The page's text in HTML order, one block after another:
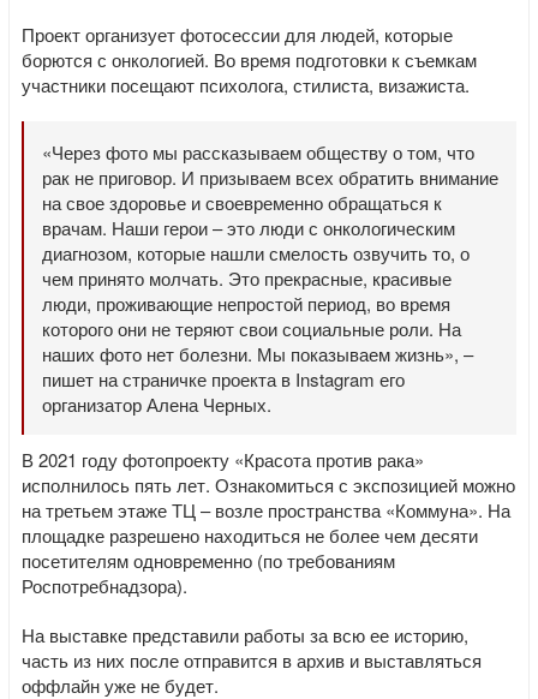
Проект организует фотосессии для людей, которые
борются с онкологией. Во время подготовки к съемкам
участники посещают психолога, стилиста, визажиста.
«Через фото мы рассказываем обществу о том, что
рак не приговор. И призываем всех обратить внимание
на свое здоровье и своевременно обращаться к
врачам. Наши герои – это люди с онкологическим
диагнозом, которые нашли смелость озвучить то, о
чем принято молчать. Это прекрасные, красивые
люди, проживающие непростой период, во время
которого они не теряют свои социальные роли. На
наших фото нет болезни. Мы показываем жизнь», –
пишет на страничке проекта в Instagram его
организатор Алена Черных.
В 2021 году фотопроекту «Красота против рака»
исполнилось пять лет. Ознакомиться с экспозицией можно
на третьем этаже ТЦ – возле пространства «Коммуна». На
площадке разрешено находиться не более чем десяти
посетителям одновременно (по требованиям
Роспотребнадзора).
На выставке представили работы за всю ее историю,
часть из них после отправится в архив и выставляться
оффлайн уже не будет.